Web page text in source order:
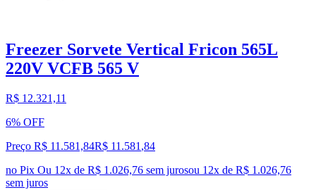
Freezer Sorvete Vertical Fricon 565L
220V VCFB 565 V
R$ 12.321,11
6% OFF
Preço R$ 11.581,84R$ 11.581 ,84
no Pix Ou 12x de R$ 1.026,76 sem jurosou 12x de R$ 1.026,76
sem juros